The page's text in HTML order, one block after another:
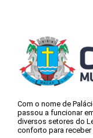
Com o nome de
passou a funcionar
diversos setores do
conforto para receber